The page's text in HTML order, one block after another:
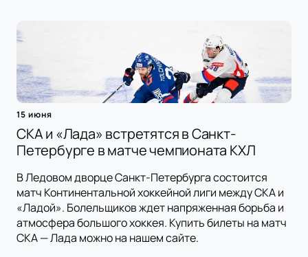
15 июня
СКА и «Лада» встретятся в Санкт-
Петербурге в матче чемпионата КХЛ
В Ледовом дворце Санкт-Петербурга состоится
матч Континентальной хоккейной лиги между СКА и
«Ладой». Болельщиков ждет напряженная борьба и
атмосфера большого хоккея. Купить билеты на матч
СКА — Лада можно на нашем сайте.